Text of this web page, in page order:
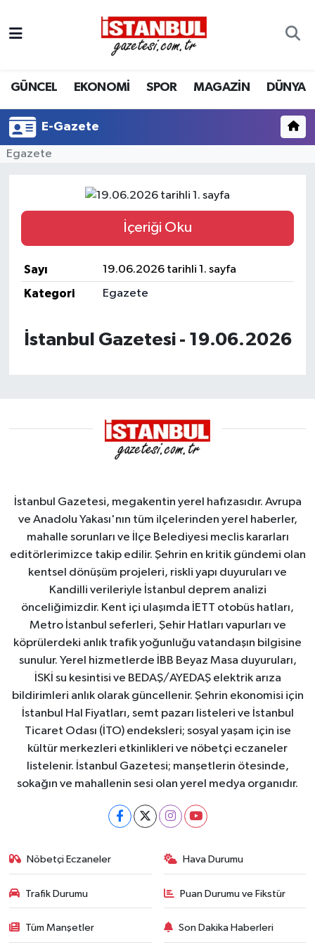
GÜNCEL EKONOMİ SPOR MAGAZİN DÜNYA
E-Gazete
Egazete
İçeriği Oku
Sayı
19.06.2026 tarihli 1. sayfa
Kategori
Egazete
İstanbul Gazetesi - 19.06.2026
İstanbul Gazetesi, megakentin yerel hafızasıdır. Avrupa
ve Anadolu Yakası'nın tüm ilçelerinden yerel haberler,
mahalle sorunları ve İlçe Belediyesi meclis kararları
editörlerimizce takip edilir. Şehrin en kritik gündemi olan
kentsel dönüşüm projeleri, riskli yapı duyuruları ve
Kandilli verileriyle İstanbul deprem analizi
önceliğimizdir. Kent içi ulaşımda İETT otobüs hatları,
Metro İstanbul seferleri, Şehir Hatları vapurları ve
köprülerdeki anlık trafik yoğunluğu vatandaşın bilgisine
sunulur. Yerel hizmetlerde İBB Beyaz Masa duyuruları,
İSKİ su kesintisi ve BEDAŞ/AYEDAŞ elektrik arıza
bildirimleri anlık olarak güncellenir. Şehrin ekonomisi için
İstanbul Hal Fiyatları, semt pazarı listeleri ve İstanbul
Ticaret Odası (İTO) endeksleri; sosyal yaşam için ise
kültür merkezleri etkinlikleri ve nöbetçi eczaneler
listelenir. İstanbul Gazetesi; manşetlerin ötesinde,
sokağın ve mahallenin sesi olan yerel medya organıdır.
Nöbetçi Eczaneler Hava Durumu
Trafik Durumu Puan Durumu ve Fikstür
Tüm Manşetler Son Dakika Haberleri
EKONOMİ
İSTANBUL
DÜNYA
KÜLTÜR SANAT
BİLİM VE TEKNOLOJİ
Nöbetçi Eczaneler
Hava Durumu
Trafik Durumu
Süper Lig Puan Durumu ve Fikstür
Tüm Manşetler
Son Dakika Haberleri
Haber Arşivi